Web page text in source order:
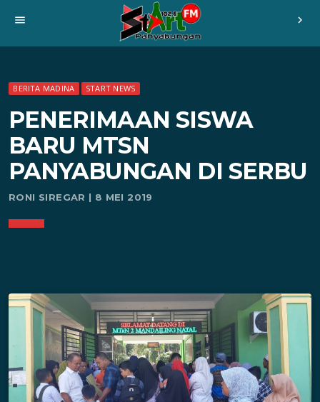
menu chevron_right
BERITA MADINA START NEWS
PENERIMAAN SISWA
BARU MTSN
PANYABUNGAN DI SERBU
RONI SIREGAR | 8 MEI 2019